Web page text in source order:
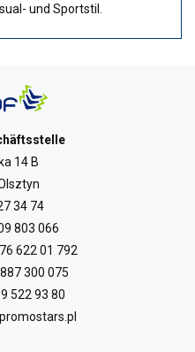
und Sportstil.
14 B
34 74
803 066
622 01 792
300 075
522 93 80